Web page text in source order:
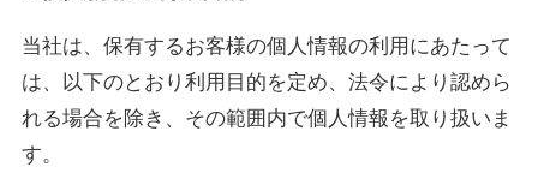
当社は、保有するお客様の個人情報の利用にあたって
は、以下のとおり利用目的を定め、法令により認めら
れる場合を除き、その範囲内で個人情報を取り扱いま
す。